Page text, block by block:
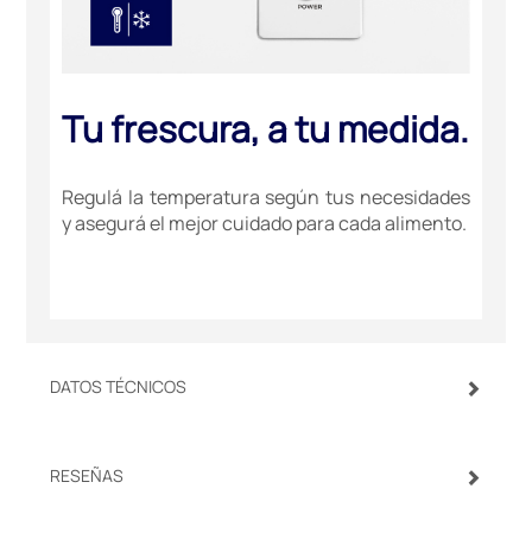
Tu frescura, a tu medida.
Regulá la temperatura según tus necesidades
y asegurá el mejor cuidado para cada alimento.
DATOS TÉCNICOS
RESEÑAS